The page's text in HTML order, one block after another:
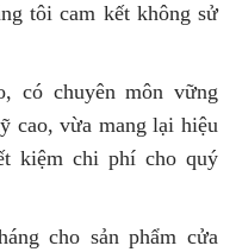
tôi cam kết không sử
có chuyên môn vững
cao, vừa mang lại hiệu
kiệm chi phí cho quý
cho sản phẩm cửa